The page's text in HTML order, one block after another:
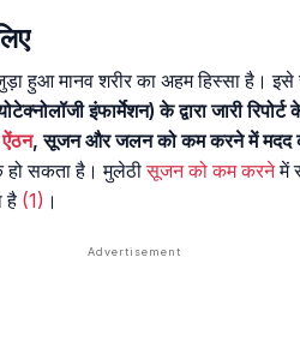
हुआ मानव शरीर का अहम हिस्सा है।
इंफार्मेशन) के द्वारा जारी
, सूजन और जलन को कम करने में मदद
हो सकता है। मुलेठीसूजन को कम करनेमें
है (1) ।